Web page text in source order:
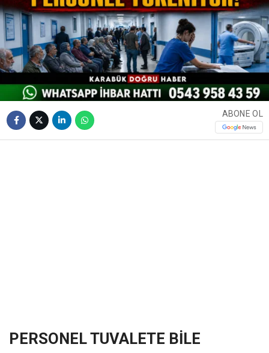
ABONE OL
PERSONEL TUVALETE BİLE